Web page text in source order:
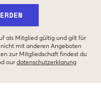
als Mitglied gültig und gilt für
mit anderen Angeboten
zur Mitgliedschaft findest du
our datenschutzerklarung